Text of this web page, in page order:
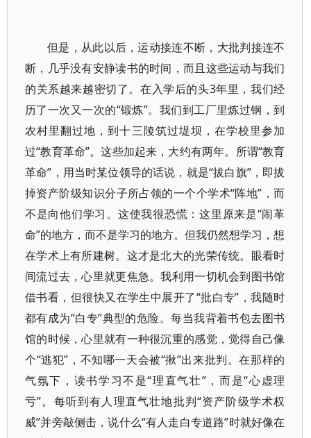
但是，从此以后，运动接连不断，大批判接连不
断，几乎没有安静读书的时间，而且这些运动与我们
的关系越来越密切了。在入学后的头3年里，我们经
历了一次又一次的“锻炼”。我们到工厂里炼过钢，到
农村里翻过地，到十三陵筑过堤坝，在学校里参加
过“教育革命”。这些加起来，大约有两年。所谓“教育
革命”，用当时某位领导的话说，就是“拔白旗”，即拔
掉资产阶级知识分子所占领的一个个学术“阵地”，而
不是向他们学习。这使我很恐慌：这里原来是“闹革
命”的地方，而不是学习的地方。但我仍然想学习，想
在学术上有所建树。这才是北大的光荣传统。眼看时
间流过去，心里就更焦急。我利用一切机会到图书馆
借书看，但很快又在学生中展开了“批白专”，我随时
都有成为“白专”典型的危险。每当我背着书包去图书
馆的时候，心里就有一种很沉重的感觉，觉得自己像
个“逃犯”，不知哪一天会被“揪”出来批判。在那样的
气氛下，读书学习不是“理直气壮”，而是“心虚理
亏”。每听到有人理直气壮地批判“资产阶级学术权
威”并旁敲侧击，说什么“有人走白专道路”时就好像在